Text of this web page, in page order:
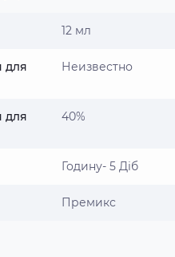
12 мл
для Неизвестно
для 40%
Годину- 5 Діб
Премикс